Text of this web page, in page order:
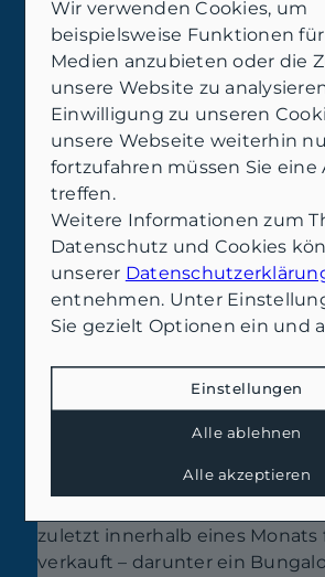
Bitte um eine klare Aufstellung
nach, welche Punkte optional
verhandelst du sachlich über
Preis– nicht über Bauchgefühl.
Timing ist entscheidend: Als
verhandelst du die Courtage
Auftragsstart, wenn
Zielgruppe feststehen. Als
die Provisionspflicht vor
oder Besichtigung, damit
Kaufprozess keine
Realistische Spielräume
du Gegenleistungen anbietest:
Finanzierungsbestätigung.
Praxisbezug aus Ostfriesland:
professionell vorbereitet wird,
zuletzt innerhalb eines Monats
verkauft – darunter ein
Wir verwenden Cookies, um
beispielsweise Funktionen für
Medien anzubieten oder die
unsere Website zu
Einwilligung zu unseren
unsere Webseite weiterhin
fortzufahren müssen Sie eine
treffen.
Weitere Informationen zum
Datenschutz und Cookies
unserer
entnehmen. Unter
Sie gezielt Optionen ein und
Einstellungen
Alle ablehnen
Alle akzeptieren